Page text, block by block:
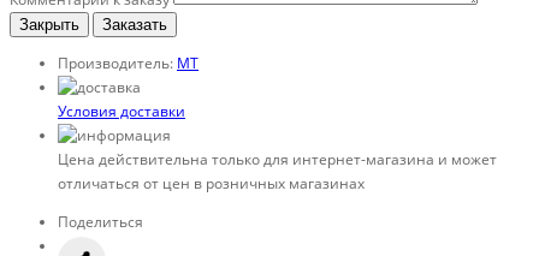
Закрыть Заказать
Производитель: МТ
Условия доставки
Цена действительна только для интернет-магазина и может
отличаться от цен в розничных магазинах
Поделиться